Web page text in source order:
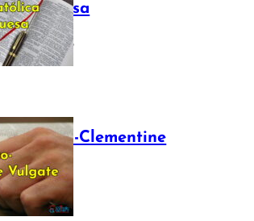
Portuguesa
July 16, 2025
The Sixto-Clementine
Vulgate
July 12, 2025